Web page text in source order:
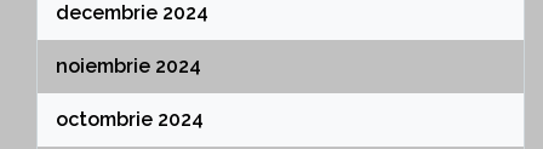
decembrie 2024
noiembrie 2024
octombrie 2024